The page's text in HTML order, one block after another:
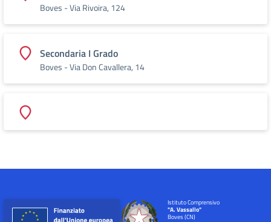
Boves - Via Rivoira, 124
Secondaria I Grado
Boves - Via Don Cavallera, 14
Istituto Comprensivo
"A. Vassallo"
Boves (CN)